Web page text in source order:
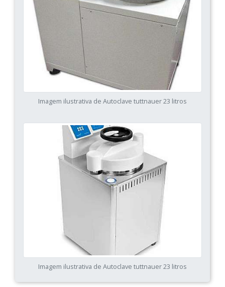
Imagem ilustrativa de Autoclave tuttnauer 23 litros
Imagem ilustrativa de Autoclave tuttnauer 23 litros